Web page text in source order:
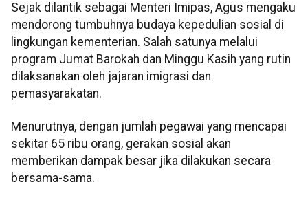
Sejak dilantik sebagai Menteri Imipas, Agus mengaku
mendorong tumbuhnya budaya kepedulian sosial di
lingkungan kementerian. Salah satunya melalui
program Jumat Barokah dan Minggu Kasih yang rutin
dilaksanakan oleh jajaran imigrasi dan
pemasyarakatan.
Menurutnya, dengan jumlah pegawai yang mencapai
sekitar 65 ribu orang, gerakan sosial akan
memberikan dampak besar jika dilakukan secara
bersama-sama.